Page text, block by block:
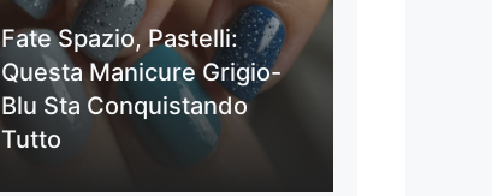
Fate Spazio, Pastelli:
Questa Manicure Grigio-
Blu Sta Conquistando
Tutto